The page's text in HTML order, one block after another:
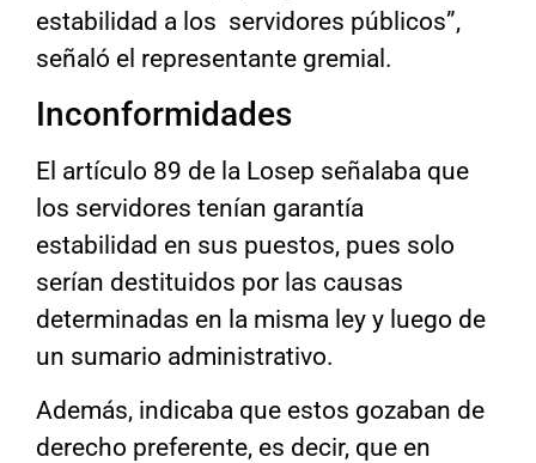
estabilidad a los servidores públicos”,
señaló el representante gremial.
Inconformidades
El artículo 89 de la Losep señalaba que
los servidores tenían garantía
estabilidad en sus puestos, pues solo
serían destituidos por las causas
determinadas en la misma ley y luego de
un sumario administrativo.
Además, indicaba que estos gozaban de
derecho preferente, es decir, que en